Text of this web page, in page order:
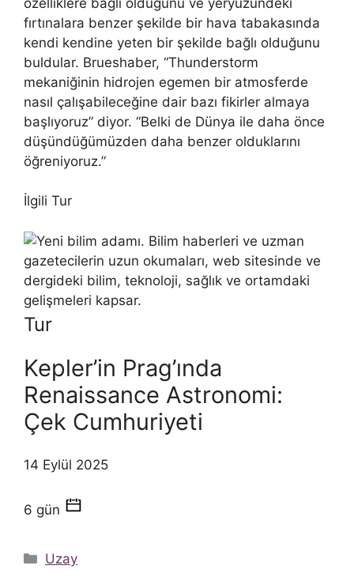
fırtınalara benzer şekilde bir hava tabakasında
kendi kendine yeten bir şekilde bağlı olduğunu
buldular. Brueshaber, “Thunderstorm
mekaniğinin hidrojen egemen bir atmosferde
nasıl çalışabileceğine dair bazı fikirler almaya
başlıyoruz” diyor. “Belki de Dünya ile daha önce
düşündüğümüzden daha benzer olduklarını
öğreniyoruz.”
İlgili Tur
Tur
Kepler’in Prag’ında
Renaissance Astronomi:
Çek Cumhuriyeti
14 Eylül 2025
6 gün
Kategoriler
Uzay